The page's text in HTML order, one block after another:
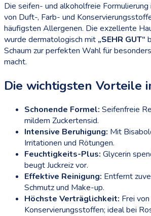
Die seifen- und alkoholfreie
von Duft-, Farb- und
häufigsten Allergenen. Die exzellente
wurde dermatologisch mit „SEHR GUT“
Schaum zur perfekten Wahl für
macht.
Die wichtigsten Vorteile
Schonende Formel: Seifenfreie
mildem Zuckertensid.
Intensive Beruhigung: Mit
Irritationen und Rötungen.
Feuchtigkeits-Plus: Glycerin
beugt Juckreiz vor.
Effektive Reinigung: Entfernt
Schmutz und Make-up.
Höchste Verträglichkeit: Frei
Konservierungsstoffen; ideal bei